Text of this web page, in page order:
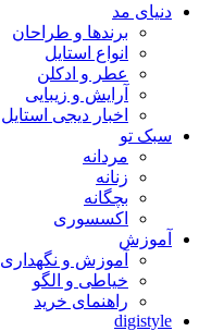
دنیای مد
برندها و طراحان
انواع استایل
عطر و ادکلن
آرایش و زیبایی
اخبار دیجی استایل
سبک تو
مردانه
زنانه
بچگانه
اکسسوری
آموزش
آموزش و نگهداری
خیاطی و الگو
راهنمای خرید
digistyle